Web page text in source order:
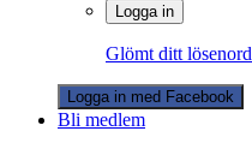
Logga in
Glömt ditt
Logga in med Facebook
Bli medlem